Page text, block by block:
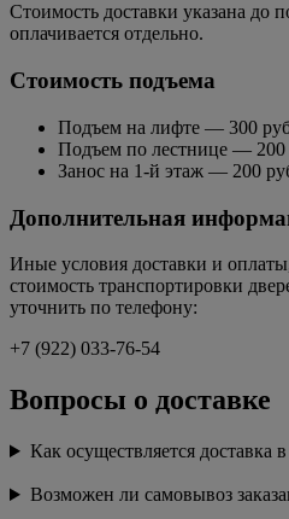
Стоимость доставки указана до
оплачивается отдельно.
Стоимость подъема
Подъем на лифте — 300
Подъем по лестнице — 200
Занос на 1-й этаж — 200
Дополнительная
Иные условия доставки и
стоимость транспортировки
уточнить по телефону:
+7 (922) 033-76-54
Вопросы о доставке
Как осуществляется доставка
Возможен ли самовывоз